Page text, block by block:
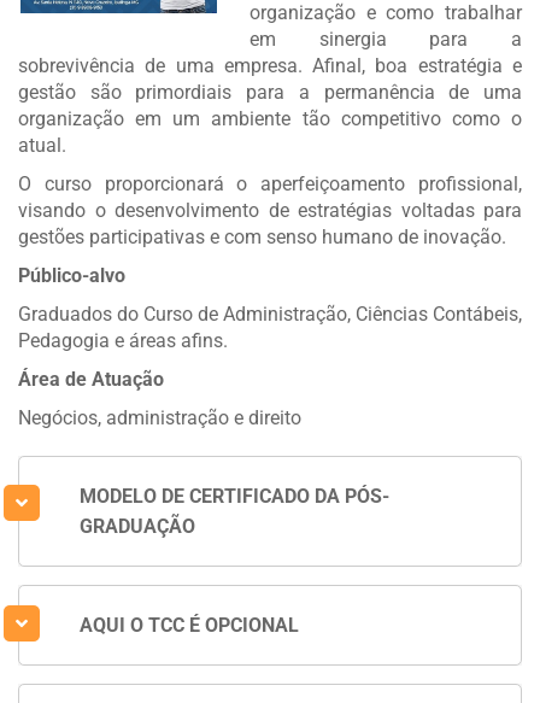
organização e como trabalhar
em sinergia para a
sobrevivência de uma empresa. Afinal, boa estratégia e
gestão são primordiais para a permanência de uma
organização em um ambiente tão competitivo como o
atual.
O curso proporcionará o aperfeiçoamento profissional,
visando o desenvolvimento de estratégias voltadas para
gestões participativas e com senso humano de inovação.
Público-alvo
Graduados do Curso de Administração, Ciências Contábeis,
Pedagogia e áreas afins.
Área de Atuação
Negócios, administração e direito
MODELO DE CERTIFICADO DA PÓS-
GRADUAÇÃO
AQUI O TCC É OPCIONAL